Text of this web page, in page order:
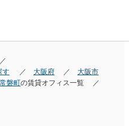
す
大阪府
大阪市
磐町の賃貸オフィス一覧